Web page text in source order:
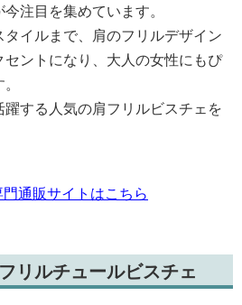
注目を集めています。
イルまで、肩のフリルデザイン
ントになり、大人の女性にもぴ
する人気の肩フリルビスチェを
通販サイトはこちら
リルチュールビスチェ